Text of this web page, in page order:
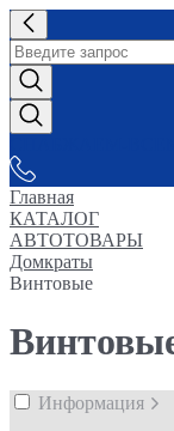
Главная
КАТАЛОГ
АВТОТОВАРЫ
Домкраты
Винтовые
Информация